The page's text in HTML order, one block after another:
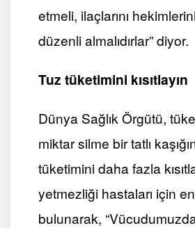
etmeli, ilaçlarını
düzenli almalıdırlar” diyor.
Tuz tüketimini kısıtlayın
Dünya Sağlık Örgütü,
miktar silme bir tatlı
tüketimini daha fazla
yetmezliği hastaları için
bulunarak,